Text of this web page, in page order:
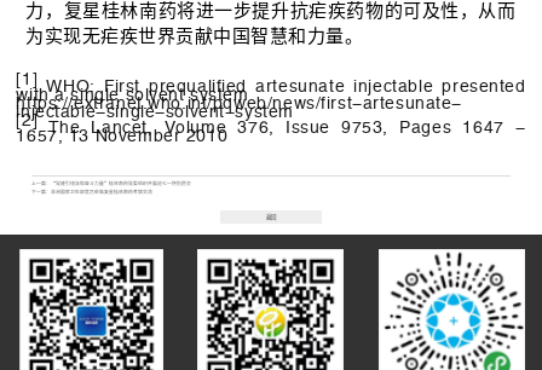
力， 复星桂林南药将进一步提升抗疟疾药物的可及性，从而
为实现无疟疾世界贡献中国智慧和力量。
[1]WHO: First prequalified artesunate injectable presented
with a single solvent system
https://extranet.who.int/pqweb/news/first-artesunate-
injectable-single-solvent-system
[2] The Lancet, Volume 376, Issue 9753, Pages 1647 -
1657, 13 November 2010
上一篇：
“党建引领汲取奋斗力量”桂林南药党委组织开展迎七一特别晨会
下一篇：
非洲国家卫生部官员莅临复星桂林南药考察交流
返回